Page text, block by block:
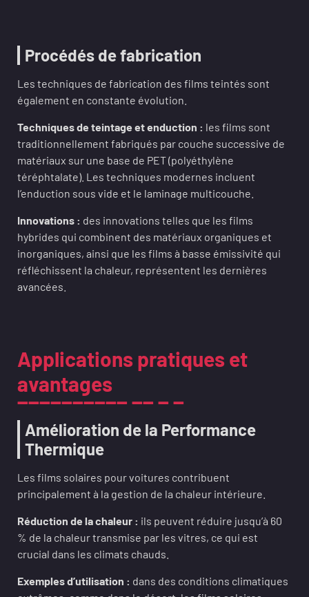
Procédés de fabrication
Les techniques de fabrication des films teintés sont
également en constante évolution.
Techniques de teintage et enduction : les films sont
traditionnellement fabriqués par couche successive de
matériaux sur une base de PET (polyéthylène
téréphtalate). Les techniques modernes incluent
l’enduction sous vide et le laminage multicouche.
Innovations : des innovations telles que les films
hybrides qui combinent des matériaux organiques et
inorganiques, ainsi que les films à basse émissivité qui
réfléchissent la chaleur, représentent les dernières
avancées.
Applications pratiques et
avantages
Amélioration de la Performance
Thermique
Les films solaires pour voitures contribuent
principalement à la gestion de la chaleur intérieure.
Réduction de la chaleur : ils peuvent réduire jusqu’à 60
% de la chaleur transmise par les vitres, ce qui est
crucial dans les climats chauds.
Exemples d’utilisation : dans des conditions climatiques